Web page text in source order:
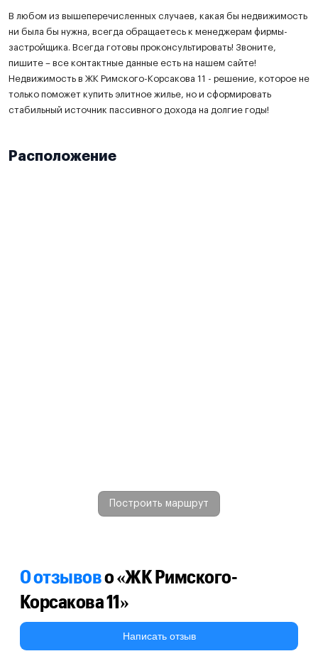
В любом из вышеперечисленных случаев, какая бы недвижимость
ни была бы нужна, всегда обращаетесь к менеджерам фирмы-
застройщика. Всегда готовы проконсультировать! Звоните,
пишите – все контактные данные есть на нашем сайте!
Недвижимость в ЖК Римского-Корсакова 11 - решение, которое не
только поможет купить элитное жилье, но и сформировать
стабильный источник пассивного дохода на долгие годы!
Расположение
Построить маршрут
0 отзывово «ЖК Римского-
Корсакова 11»
Написать отзыв